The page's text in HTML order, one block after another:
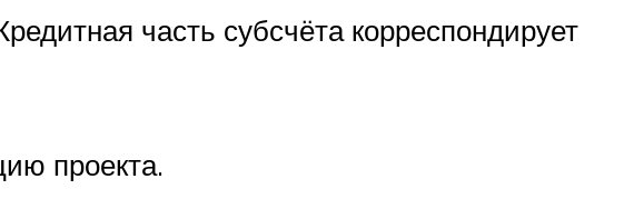
часть субсчёта корреспондирует
проекта.